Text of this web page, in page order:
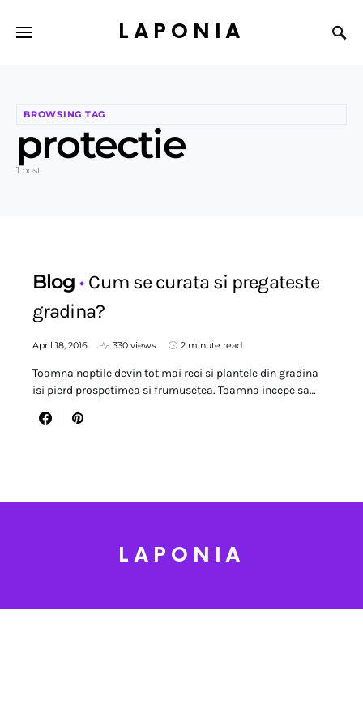
LAPONIA
BROWSING TAG
protectie
1 post
Blog
Cum se curata si pregateste
gradina?
April 18, 2016 330 views 2 minute read
Toamna noptile devin tot mai reci si plantele din gradina
isi pierd prospetimea si frumusetea. Toamna incepe sa…
LAPONIA